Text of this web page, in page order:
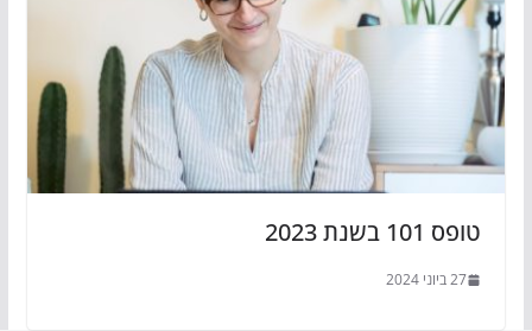
טופס 101 בשנת 2023
27 ביוני 2024